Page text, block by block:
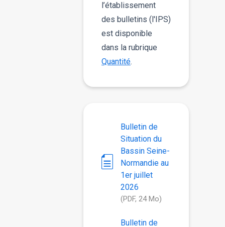
l’établissement
des bulletins (l'IPS)
est disponible
dans la rubrique
Quantité.
Bulletin de
Situation du
Bassin Seine-
Normandie au
1er juillet
2026
(PDF, 24 Mo)
Bulletin de